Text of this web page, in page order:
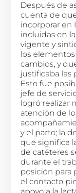
Después de
cuenta de
incorporar en
incluidas en
vigente y
los
cambios, y
justificaba las
Esto fue
jefe de
logró realizar
atención de
y el parto; la
que significa
de catéteres
durante el
posición para
el contacto